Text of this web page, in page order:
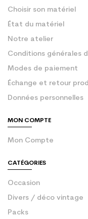
Choisir son matériel
État du matériel
Notre atelier
Conditions générales
Modes de paiement
Échange et retour
Données personnelles
MON COMPTE
Mon Compte
CATÉGORIES
Occasion
Divers / déco vintage
Packs